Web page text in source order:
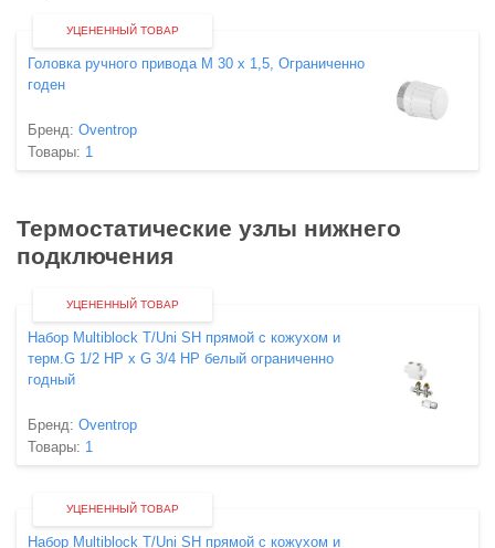
УЦЕНЕННЫЙ ТОВАР
Головка ручного привода М 30 х 1,5, Ограниченно
годен
Бренд: Oventrop
Товары: 1
Термостатические узлы нижнего
подключения
УЦЕНЕННЫЙ ТОВАР
Набор Multiblock T/Uni SH прямой с кожухом и
терм.G 1/2 НР х G 3/4 НР белый ограниченно
годный
Бренд: Oventrop
Товары: 1
УЦЕНЕННЫЙ ТОВАР
Набор Multiblock T/Uni SH прямой с кожухом и